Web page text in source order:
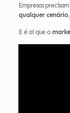
Empresas
qualquer cenário
E é aí que o